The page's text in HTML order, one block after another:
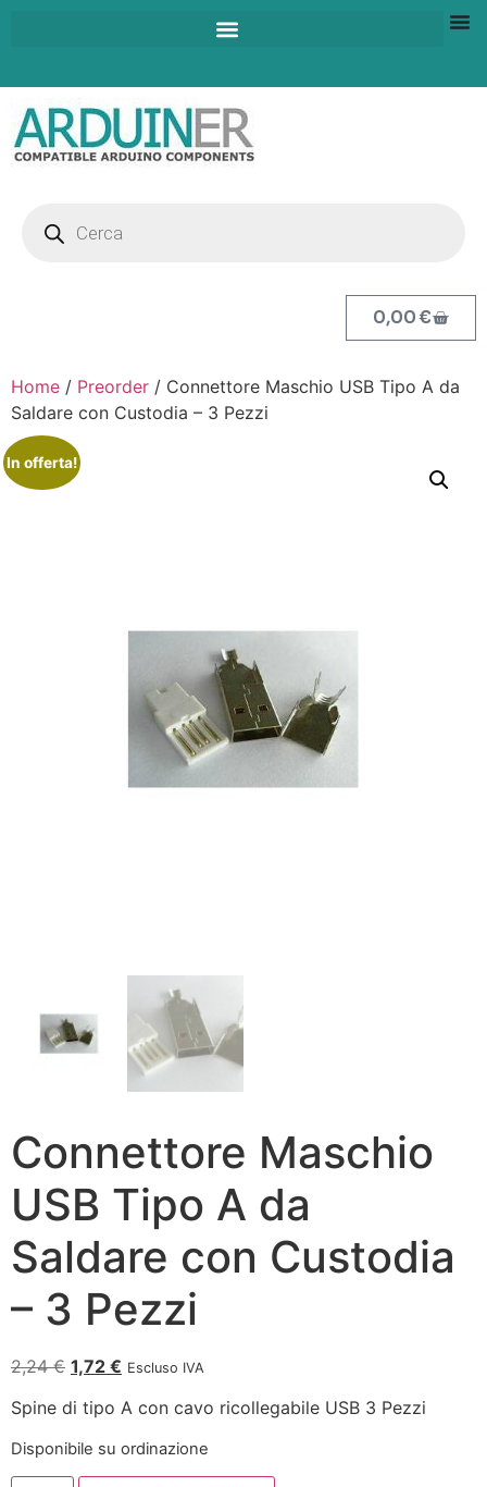
0,00€
Home / Preorder / Connettore Maschio USB Tipo A da
Saldare con Custodia – 3 Pezzi
In offerta!
Connettore Maschio
USB Tipo A da
Saldare con Custodia
– 3 Pezzi
2,24€ 1,72 € Escluso IVA
Spine di tipo A con cavo ricollegabile USB 3 Pezzi
Disponibile su ordinazione